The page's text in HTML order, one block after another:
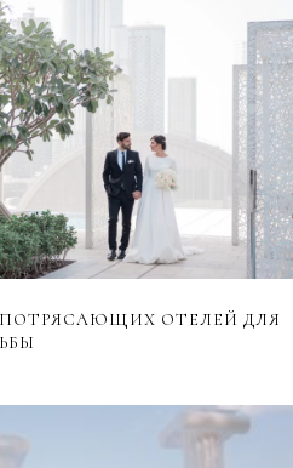
ПОТРЯСАЮЩИХ ОТЕЛЕЙ ДЛЯ